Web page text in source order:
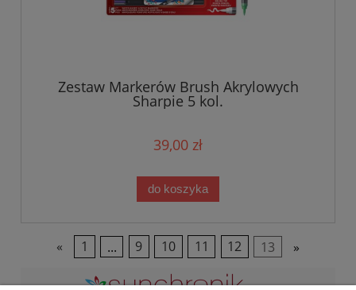
Zestaw Markerów Brush Akrylowych
Sharpie 5 kol.
39,00 zł
do koszyka
« 1 ... 9 10 11 12 13 »